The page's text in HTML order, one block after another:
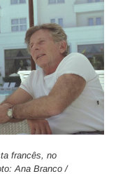
francês, no
Ana Branco /